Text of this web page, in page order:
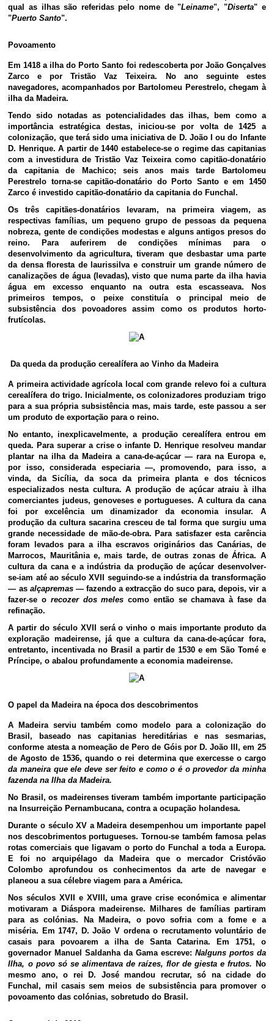
qual as ilhas são referidas pelo nome de "Leiname", "Diserta" e
"Puerto Santo".
Povoamento
Em 1418 a ilha do Porto Santo foi redescoberta por João Gonçalves
Zarco e por Tristão Vaz Teixeira. No ano seguinte estes
navegadores, acompanhados por Bartolomeu Perestrelo, chegam à
ilha da Madeira.
Tendo sido notadas as potencialidades das ilhas, bem como a
importância estratégica destas, iniciou-se por volta de 1425 a
colonização, que terá sido uma iniciativa de D. João I ou do Infante
D. Henrique. A partir de 1440 estabelece-se o regime das capitanias
com a investidura de Tristão Vaz Teixeira como capitão-donatário
da capitania de Machico; seis anos mais tarde Bartolomeu
Perestrelo torna-se capitão-donatário do Porto Santo e em 1450
Zarco é investido capitão-donatário da capitania do Funchal.
Os três capitães-donatários levaram, na primeira viagem, as
respectivas famílias, um pequeno grupo de pessoas da pequena
nobreza, gente de condições modestas e alguns antigos presos do
reino. Para auferirem de condições mínimas para o
desenvolvimento da agricultura, tiveram que desbastar uma parte
da densa floresta de laurissilva e construir um grande número de
canalizações de água (levadas), visto que numa parte da ilha havia
água em excesso enquanto na outra esta escasseava. Nos
primeiros tempos, o peixe constituía o principal meio de
subsistência dos povoadores assim como os produtos horto-
frutícolas.
Da queda da produção cerealífera ao Vinho da Madeira
A primeira actividade agrícola local com grande relevo foi a cultura
cerealífera do trigo. Inicialmente, os colonizadores produziam trigo
para a sua própria subsistência mas, mais tarde, este passou a ser
um produto de exportação para o reino.
No entanto, inexplicavelmente, a produção cerealífera entrou em
queda. Para superar a crise o infante D. Henrique resolveu mandar
plantar na ilha da Madeira a cana-de-açúcar — rara na Europa e,
por isso, considerada especiaria —, promovendo, para isso, a
vinda, da Sicília, da soca da primeira planta e dos técnicos
especializados nesta cultura. A produção de açúcar atraiu à ilha
comerciantes judeus, genoveses e portugueses. A cultura da cana
foi por excelência um dinamizador da economia insular. A
produção da cultura sacarina cresceu de tal forma que surgiu uma
grande necessidade de mão-de-obra. Para satisfazer esta carência
foram levados para a ilha escravos originários das Canárias, de
Marrocos, Mauritânia e, mais tarde, de outras zonas de África. A
cultura da cana e a indústria da produção de açúcar desenvolver-
se-iam até ao século XVII seguindo-se a indústria da transformação
— as alçapremas— fazendo a extracção do suco para, depois, vir a
fazer-se o recozer dos meles como então se chamava à fase da
refinação.
A partir do século XVII será o vinho o mais importante produto da
exploração madeirense, já que a cultura da cana-de-açúcar fora,
entretanto, incentivada no Brasil a partir de 1530 e em São Tomé e
Príncipe, o abalou profundamente a economia madeirense.
O papel da Madeira na época dos descobrimentos
A Madeira serviu também como modelo para a colonização do
Brasil, baseado nas capitanias hereditárias e nas sesmarias,
conforme atesta a nomeação de Pero de Góis por D. João III, em 25
de Agosto de 1536, quando o rei determina que exercesse o cargo
da maneira que ele deve ser feito e como o é o provedor da minha
fazenda na Ilha da Madeira.
No Brasil, os madeirenses tiveram também importante participação
na Insurreição Pernambucana, contra a ocupação holandesa.
Durante o século XV a Madeira desempenhou um importante papel
nos descobrimentos portugueses. Tornou-se também famosa pelas
rotas comerciais que ligavam o porto do Funchal a toda a Europa.
E foi no arquipélago da Madeira que o mercador Cristóvão
Colombo aprofundou os conhecimentos da arte de navegar e
planeou a sua célebre viagem para a América.
Nos séculos XVII e XVIII, uma grave crise económica e alimentar
motivaram a Diáspora madeirense. Milhares de famílias partiram
para as colónias. Na Madeira, o povo sofria com a fome e a
miséria. Em 1747, D. João V ordena o recrutamento voluntário de
casais para povoarem a ilha de Santa Catarina. Em 1751, o
governador Manuel Saldanha da Gama escreve: Nalguns portos da
Ilha, o povo só se alimentava de raízes, flor de giesta e frutos. No
mesmo ano, o rei D. José mandou recrutar, só na cidade do
Funchal, mil casais sem meios de subsistência para promover o
povoamento das colónias, sobretudo do Brasil.